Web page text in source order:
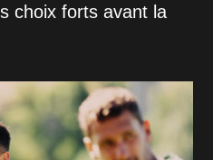
choix forts avant la